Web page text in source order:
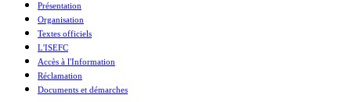
Présentation
Organisation
Textes officiels
L'ISEFC
Accès à l'Information
Réclamation
Documents et démarches